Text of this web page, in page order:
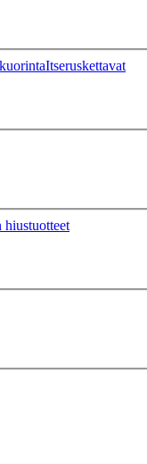
Itseruskettavat
hiustuotteet